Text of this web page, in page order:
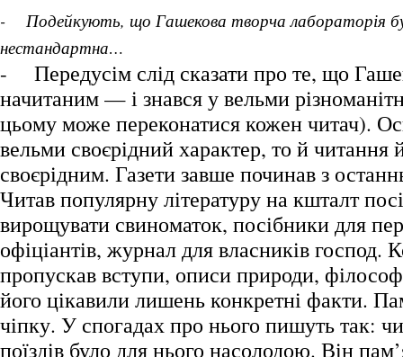
- Подейкують, що Гашекова творча лабораторія
нестандартна…
- Передусім слід сказати про те, що
начитаним — і знався у вельми
цьому може переконатися кожен читач).
вельми своєрідний характер, то й читання
своєрідним. Газети завше починав з
Читав популярну літературу на кшталт
вирощувати свиноматок, посібники для
офіціантів, журнал для власників господ.
пропускав вступи, описи природи,
його цікавили лишень конкретні факти.
чіпку. У спогадах про нього пишуть так:
поїздів було для нього насолодою. Він